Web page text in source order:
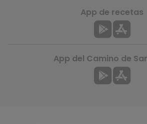
App de recetas
App del Camino de